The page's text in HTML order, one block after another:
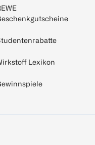
Lexikon